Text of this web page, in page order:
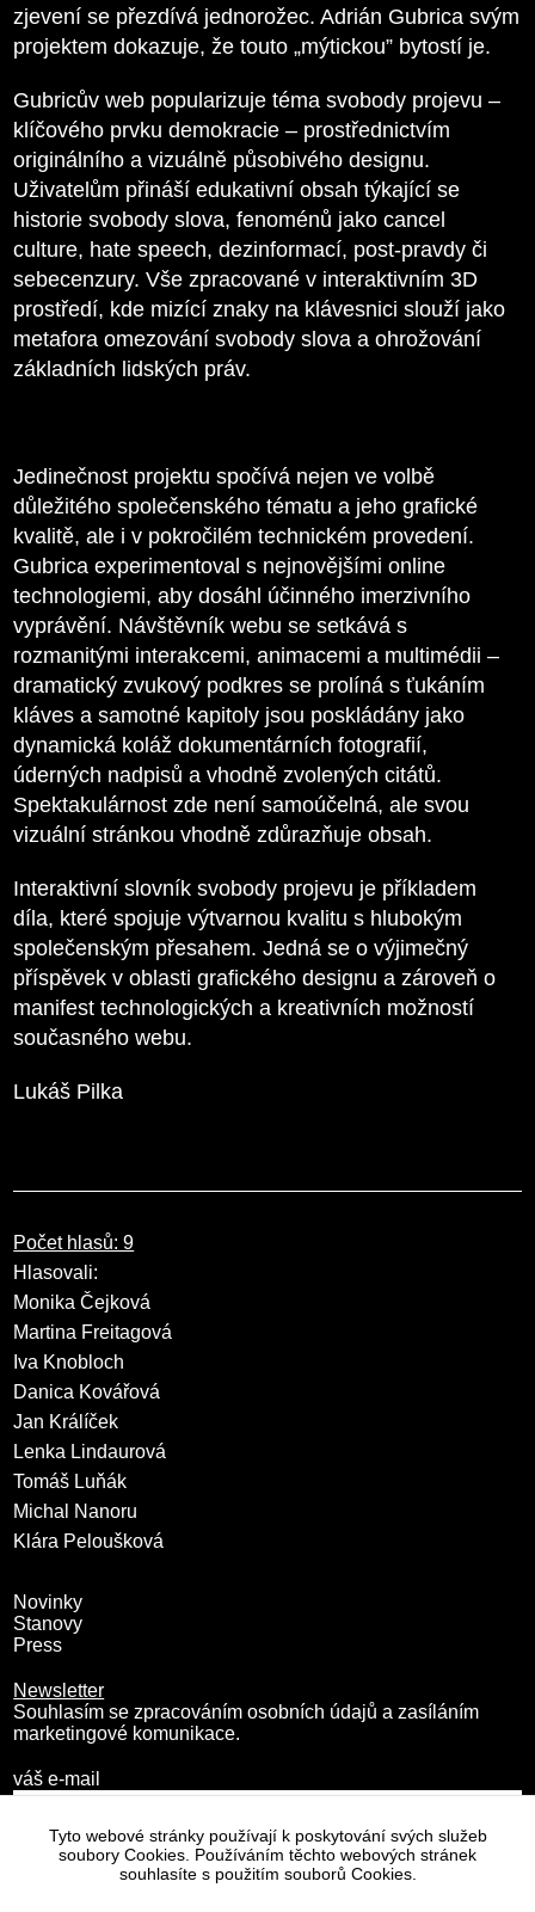
zjevení se přezdívá jednorožec. Adrián Gubrica svým
projektem dokazuje, že touto „mýtickou” bytostí je.
Gubricův web popularizuje téma svobody projevu –
klíčového prvku demokracie – prostřednictvím
originálního a vizuálně působivého designu.
Uživatelům přináší edukativní obsah týkající se
historie svobody slova, fenoménů jako cancel
culture, hate speech, dezinformací, post-pravdy či
sebecenzury. Vše zpracované v interaktivním 3D
prostředí, kde mizící znaky na klávesnici slouží jako
metafora omezování svobody slova a ohrožování
základních lidských práv.
Jedinečnost projektu spočívá nejen ve volbě
důležitého společenského tématu a jeho grafické
kvalitě, ale i v pokročilém technickém provedení.
Gubrica experimentoval s nejnovějšími online
technologiemi, aby dosáhl účinného imerzivního
vyprávění. Návštěvník webu se setkává s
rozmanitými interakcemi, animacemi a multimédii –
dramatický zvukový podkres se prolíná s ťukáním
kláves a samotné kapitoly jsou poskládány jako
dynamická koláž dokumentárních fotografií,
úderných nadpisů a vhodně zvolených citátů.
Spektakulárnost zde není samoúčelná, ale svou
vizuální stránkou vhodně zdůrazňuje obsah.
Interaktivní slovník svobody projevu je příkladem
díla, které spojuje výtvarnou kvalitu s hlubokým
společenským přesahem. Jedná se o výjimečný
příspěvek v oblasti grafického designu a zároveň o
manifest technologických a kreativních možností
současného webu.
Lukáš Pilka
Počet hlasů: 9
Hlasovali:
Monika Čejková
Martina Freitagová
Iva Knobloch
Danica Kovářová
Jan Králíček
Lenka Lindaurová
Tomáš Luňák
Michal Nanoru
Klára Peloušková
Novinky
Stanovy
Press
Newsletter
Souhlasím se zpracováním osobních údajů a zasíláním
marketingové komunikace.
váš e-mail
Tyto webové stránky používají k poskytování svých služeb
soubory Cookies. Používáním těchto webových stránek
souhlasíte s použitím souborů Cookies.